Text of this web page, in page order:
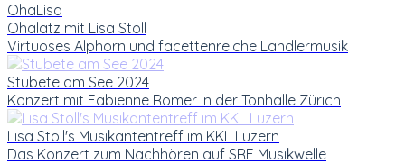
OhaLisa
Ohalätz mit Lisa Stoll
Virtuoses Alphorn und facettenreiche Ländlermusik
Stubete am See 2024
Konzert mit Fabienne Romer in der Tonhalle Zürich
Lisa Stoll's Musikantentreff im KKL Luzern
Das Konzert zum Nachhören auf SRF Musikwelle